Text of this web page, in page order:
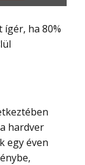
hardver
egy éven